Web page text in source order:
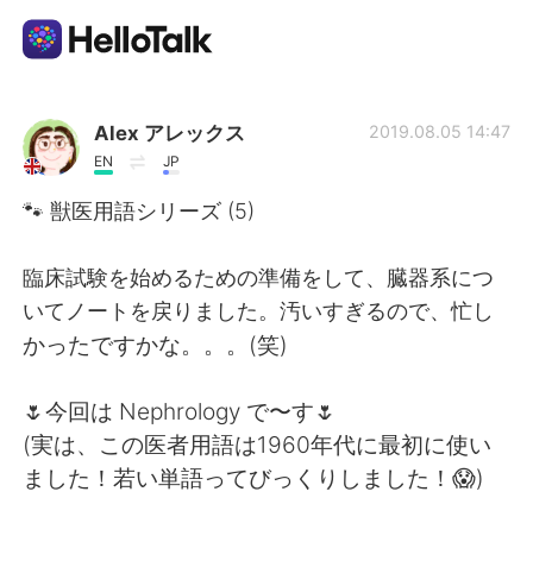
Language Exchange App
简体中文 繁體中文
Español العربية
Français Deutsch
Alex アレックス
EN JP
2019.08.05 14:47
🐾 獣医用語シリーズ (5)
臨床試験を始めるための準備をして、臓器系につ
いてノートを戻りました。汚いすぎるので、忙し
かったですかな。。。(笑)
🌷今回は Nephrology で〜す🌷
(実は、この医者用語は1960年代に最初に使い
ました！若い単語ってびっくりしました！😱)